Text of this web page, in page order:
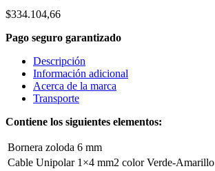
$334.104,66
Pago seguro garantizado
Descripción
Información adicional
Acerca de la marca
Transporte
Contiene los siguientes elementos:
Bornera zoloda 6 mm
Cable Unipolar 1×4 mm2 color Verde-Amarillo